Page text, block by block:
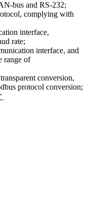
bus and RS-232;
complying with
interface,
rate;
interface, and
range of
conversion,
protocol conversion;